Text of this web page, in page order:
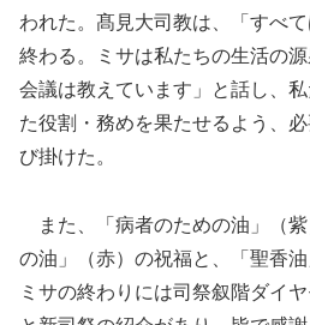
われた。髙見大司教は、「すべ
終わる。ミサは私たちの生活の
会議は教えています」と話し、
た役割・務めを果たせるよう、
び掛けた。
また、「病者のための油」（
の油」（赤）の祝福と、「聖香油
ミサの終わりには司祭叙階ダイ